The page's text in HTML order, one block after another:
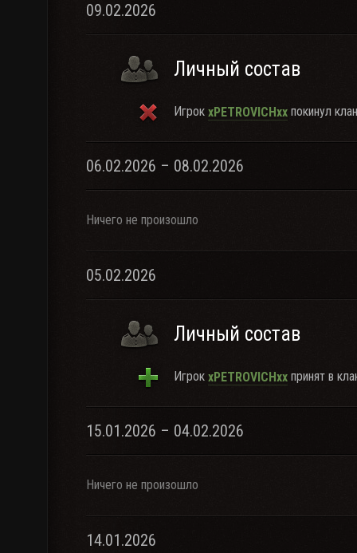
09.02.2026
Личный состав
Игрок xPETROVICHxx покинул
06.02.2026 – 08.02.2026
Ничего не произошло
05.02.2026
Личный состав
Игрок xPETROVICHxx принят в
15.01.2026 – 04.02.2026
Ничего не произошло
14.01.2026